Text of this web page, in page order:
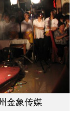
金象传媒